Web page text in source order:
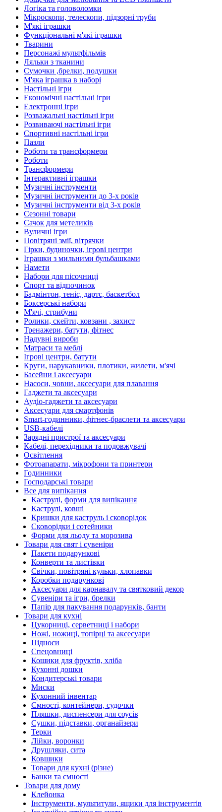
Логіка та головоломки
Мікроскопи, телескопи, підзорні труби
М'які іграшки
Функціональні м'які іграшки
Тварини
Персонажі мультфільмів
Ляльки з тканини
Сумочки ,брелки, подушки
М'яка іграшка в наборі
Настільні ігри
Економічні настільні ігри
Електронні ігри
Розважальні настільні ігри
Розвиваючі настільні ігри
Спортивні настільні ігри
Пазли
Роботи та трансформери
Роботи
Трансформери
Інтерактивні іграшки
Музичні інструменти
Музичні інструменти до 3-х років
Музичні інструменти від 3-х років
Сезонні товари
Сачок для метеликів
Вуличні ігри
Повітряні змії, вітрячки
Гірки, будиночки, ігрові центри
Іграшки з мильними бульбашками
Намети
Набори для пісочниці
Спорт та відпочинок
Бадмінтон, теніс, дартс, баскетбол
Боксерські набори
М'ячі, стрибуни
Ролики, скейти, ковзани , захист
Тренажери, батути, фітнес
Надувні вироби
Матраси та меблі
Ігрові центри, батути
Круги, нарукавники, плотики, жилети, м'ячі
Басейни і аксесуари
Насоси, човни, аксесуари для плавання
Гаджети та аксесуари
Аудіо-гаджети та аксесуари
Аксесуари для смартфонів
Smart-годинники, фітнес-браслети та аксесуари
USB-кабелі
Зарядні пристрої та аксесуари
Кабелі, перехідники та подовжувачі
Освітлення
Фотоапарати, мікрофони та принтери
Годинники
Господарські товари
Все для випікання
Каструлі, форми для випікання
Каструлі, ковші
Кришки для каструль і сковорідок
Сковорідки і сотейники
Форми для льоду та морозива
Товари для свят і сувеніри
Пакети подарункові
Конверти та листівки
Свічки, повітряні кульки, хлопавки
Коробки подарункові
Аксесуари для карнавалу та святковий декор
Сувеніри та ігри, брелки
Папір для пакування подарунків, банти
Товари для кухні
Цукорниці, серветниці і набори
Ножі, ножиці, топірці та аксесуари
Підноси
Спецовниці
Кошики для фруктів, хліба
Кухонні дошки
Кондитерські товари
Миски
Кухонний інвентар
Ємності, контейнери, судочки
Пляшки, диспенсери для соусів
Сушки, підставки, органайзери
Терки
Лійки, воронки
Друшляки, сита
Ковшики
Товари для кухні (різне)
Банки та ємності
Товари для дому
Клейонка
Інструменти, мультитули, ящики для інструментів